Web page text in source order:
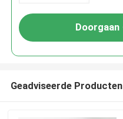
Doorgaan
Geadviseerde Producten